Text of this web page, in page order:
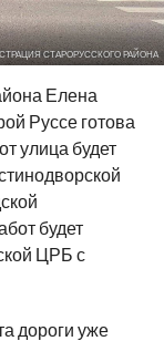
СТАРОРУССКОГО РАЙОНА
Елена
Руссе готова
улица будет
будет
ЦРБ с
дороги уже